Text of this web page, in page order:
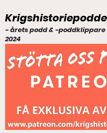
- årets podd & -poddklippare
2024